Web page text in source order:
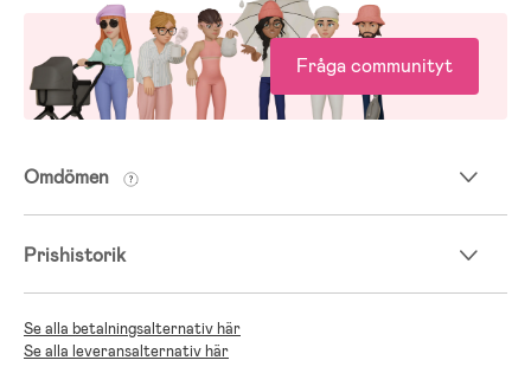
Fråga communityt
Omdömen
Prishistorik
Se alla betalningsalternativ här
Se alla leveransalternativ här